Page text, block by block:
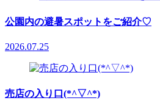
公園内の避暑スポットをご紹介♡
2026.07.25
売店の入り口(*^▽^*)